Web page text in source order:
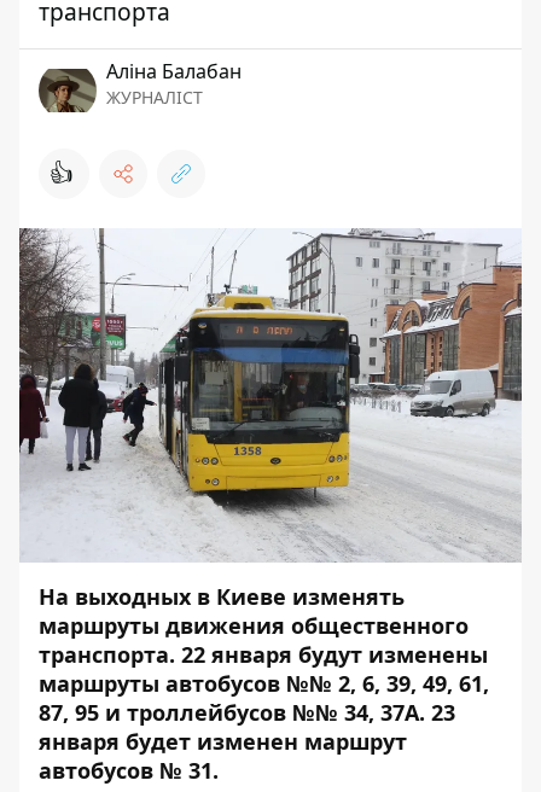
транспорта
Аліна Балабан
ЖУРНАЛІСТ
👍
На выходных в Киеве изменять
маршруты движения общественного
транспорта. 22 января будут изменены
маршруты автобусов №№ 2, 6, 39, 49, 61,
87, 95 и троллейбусов №№ 34, 37А. 23
января будет изменен маршрут
автобусов № 31.